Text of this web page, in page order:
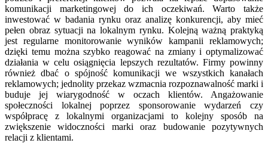
komunikacji marketingowej do ich oczekiwań. Warto także
inwestować w badania rynku oraz analizę konkurencji, aby mieć
pełen obraz sytuacji na lokalnym rynku. Kolejną ważną praktyką
jest regularne monitorowanie wyników kampanii reklamowych;
dzięki temu można szybko reagować na zmiany i optymalizować
działania w celu osiągnięcia lepszych rezultatów. Firmy powinny
również dbać o spójność komunikacji we wszystkich kanałach
reklamowych; jednolity przekaz wzmacnia rozpoznawalność marki i
buduje jej wiarygodność w oczach klientów. Angażowanie
społeczności lokalnej poprzez sponsorowanie wydarzeń czy
współpracę z lokalnymi organizacjami to kolejny sposób na
zwiększenie widoczności marki oraz budowanie pozytywnych
relacji z klientami.